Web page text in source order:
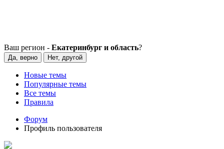
Ваш регион - Екатеринбург и область?
Да, верно Нет, другой
Новые темы
Популярные темы
Все темы
Правила
Форум
Профиль пользователя